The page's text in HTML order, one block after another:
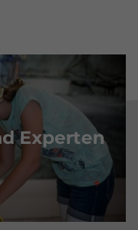
Experten